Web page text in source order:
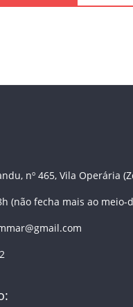
nº 465, Vila Operária
(não fecha mais ao meio-